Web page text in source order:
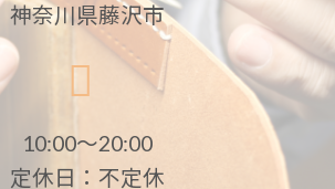
神奈川県藤沢市
10:00〜20:00
定休日：不定休